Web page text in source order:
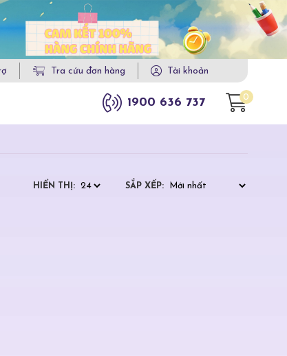
Tra cứu đơn hàng Tài khoản
1900 636 737 0
HIỂN THỊ: SẮP XẾP: